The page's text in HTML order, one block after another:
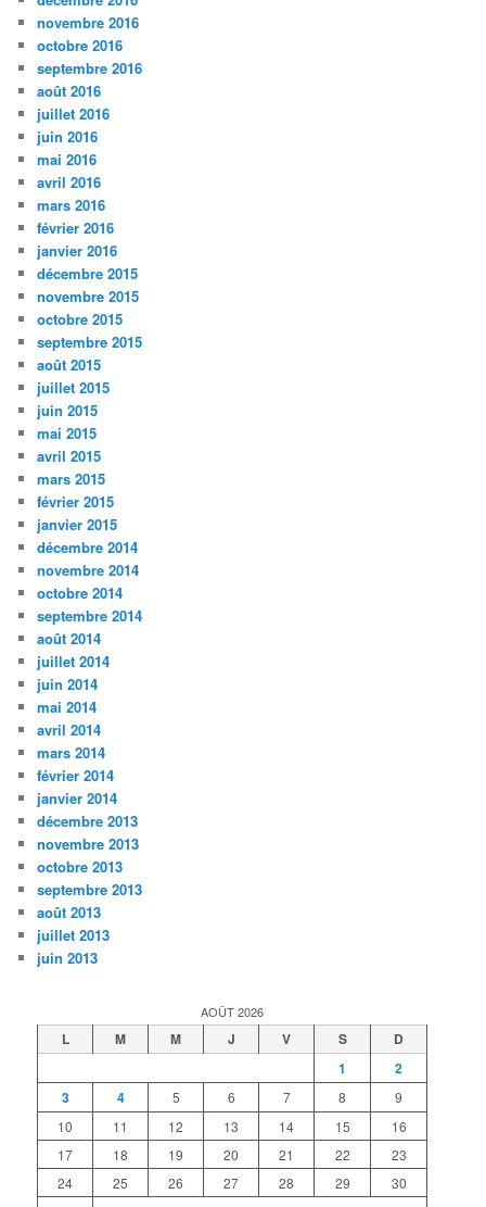
novembre 2016
octobre 2016
septembre 2016
août 2016
juillet 2016
juin 2016
mai 2016
avril 2016
mars 2016
février 2016
janvier 2016
décembre 2015
novembre 2015
octobre 2015
septembre 2015
août 2015
juillet 2015
juin 2015
mai 2015
avril 2015
mars 2015
février 2015
janvier 2015
décembre 2014
novembre 2014
octobre 2014
septembre 2014
août 2014
juillet 2014
juin 2014
mai 2014
avril 2014
mars 2014
février 2014
janvier 2014
décembre 2013
novembre 2013
octobre 2013
septembre 2013
août 2013
juillet 2013
juin 2013
AOÛT 2026
L M M J V S
D
1
2
3
4 5 6 7 8
9
10
11 12 13 14 15
16
17
18 19 20 21 22
23
24
25 26 27 28 29
30